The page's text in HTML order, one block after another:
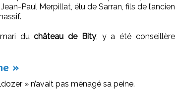
Paul Merpillat, élu de Sarran, fils de l’ancien
mari duchâteau de Bity, y a été conseillère
»
» n’avait pas ménagé sa peine.